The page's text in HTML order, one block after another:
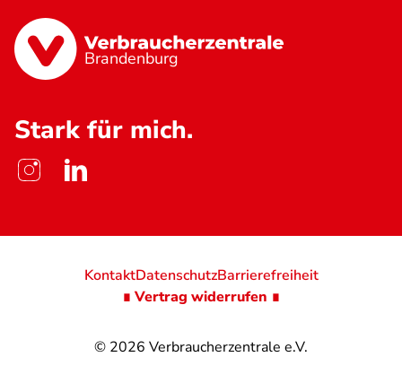
Brandenburg
Stark für mich.
© 2026 Verbraucherzentrale e.V.
KontaktDatenschutzBarrierefreiheit
∎ Vertrag widerrufen ∎